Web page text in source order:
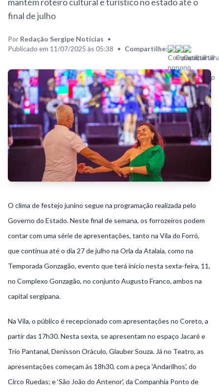
final de julho
Por Redação Sergipe Notícias •
Publicado em 11/07/2025 às 05:38 • Compartilhe:
O clima de festejo junino segue na programação realizada pelo
Governo do Estado. Neste final de semana, os forrozeiros podem
contar com uma série de apresentações, tanto na Vila do Forró,
que continua até o dia 27 de julho na Orla da Atalaia, como na
Temporada Gonzagão, evento que terá início nesta sexta-feira, 11,
no Complexo Gonzagão, no conjunto Augusto Franco, ambos na
capital sergipana.
Na Vila, o público é recepcionado com apresentações no Coreto, a
partir das 17h30. Nesta sexta, se apresentam no espaço Jacaré e
Trio Pantanal, Denisson Oráculo, Glauber Souza. Já no Teatro, as
apresentações começam às 18h30, com a peça 'Andarilhos', do
Circo Ruedas; e ‘São João do Antenor’, da Companhia Ponto de